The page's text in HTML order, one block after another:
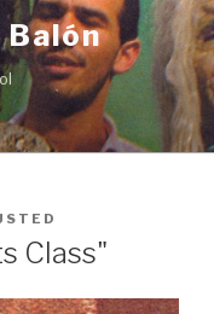
Class"